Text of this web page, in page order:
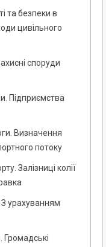
та безпеки в
цивільного
споруди
Підприємства
Визначення
потоку
Залізниці колії
урахуванням